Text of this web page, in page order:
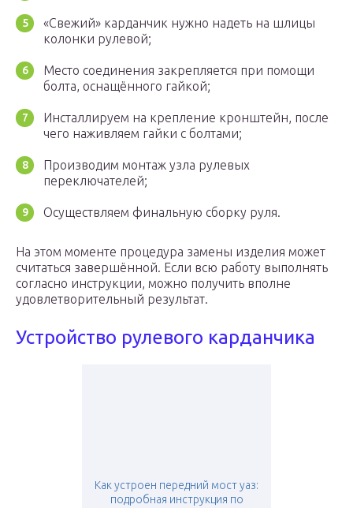
«Свежий» карданчик нужно надеть на шлицы
колонки рулевой;
Место соединения закрепляется при помощи
болта, оснащённого гайкой;
Инсталлируем на крепление кронштейн, после
чего наживляем гайки с болтами;
Производим монтаж узла рулевых
переключателей;
Осуществляем финальную сборку руля.
На этом моменте процедура замены изделия может
считаться завершённой. Если всю работу выполнять
согласно инструкции, можно получить вполне
удовлетворительный результат.
Устройство рулевого карданчика
Как устроен передний мост уаз:
подробная инструкция по